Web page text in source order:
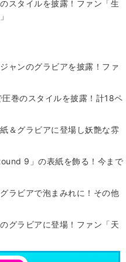
スタイルを披露！ファン「生
ャンのグラビアを披露！ファ
巻のスタイルを披露！計18ペ
＆グラビアに登場し妖艶な雰
9」の表紙を飾る！今まで
ラビアで泡まみれに！その他
グラビアに登場！ファン「天